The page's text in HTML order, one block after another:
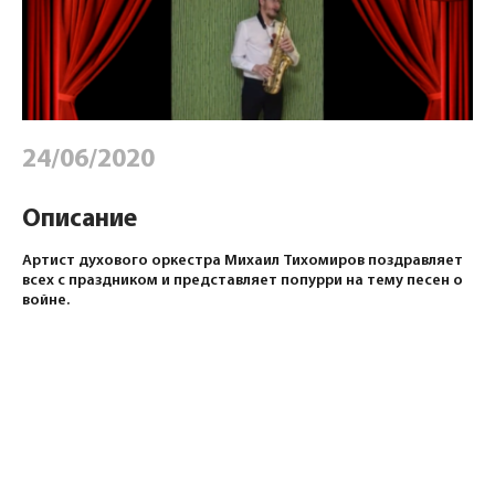
24/06/2020
Описание
Артист духового оркестра Михаил Тихомиров поздравляет
всех с праздником и представляет попурри на тему песен о
войне.